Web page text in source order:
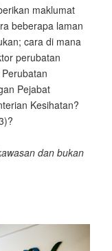
maklumat
beberapa laman
cara di mana
perubatan
Pejabat
Kesihatan?
dan bukan